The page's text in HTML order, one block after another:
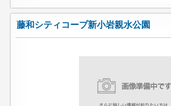
藤和シティコープ新小岩親水公園